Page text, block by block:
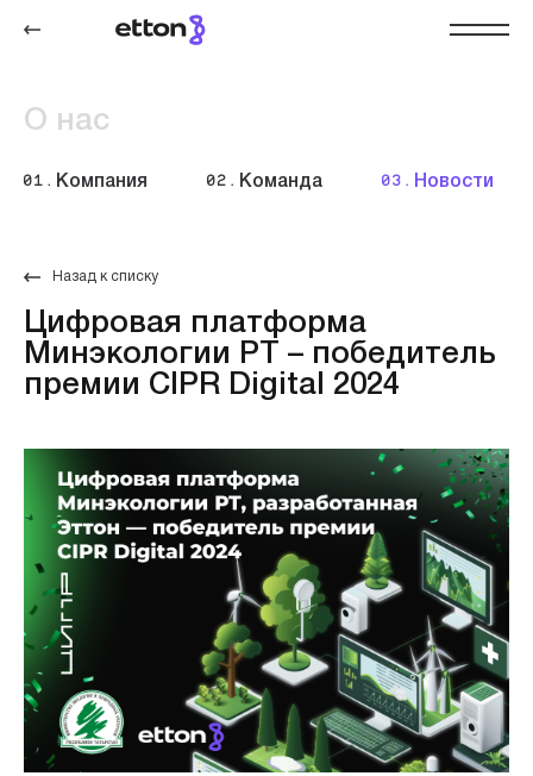
О нас
01. Компания 02. Команда 03. Новости
Назад к списку
Цифровая платформа
Минэкологии РТ – победитель
премии CIPR Digital 2024